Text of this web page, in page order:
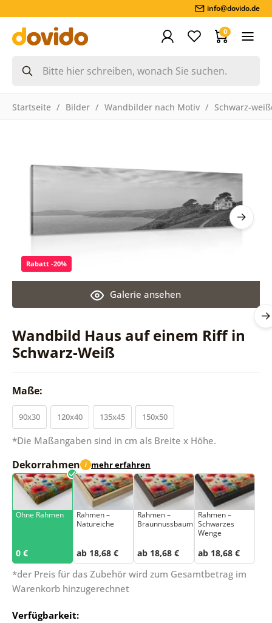
info@dovido.de
0
Startseite Bilder Wandbilder nach Motiv Schwarz-
Wandbild Haus auf einem Riff in
Schwarz-Weiß
Galerie ansehen
Rabatt -20%
Maße:
90x30 120x40 135x45 150x50
*Die Maßangaben sind in cm als Breite x Höhe.
Dekorrahmen i mehr erfahren
Ohne Rahmen
0 €
Rahmen –
Natureiche
ab 18,68 €
Rahmen –
Braunnussbaum
ab 18,68 €
Rahmen –
Schwarzes
Wenge
ab 18,68 €
*der Preis für das Zubehör wird zum Gesamtbetrag im
Warenkorb hinzugerechnet
Verfügbarkeit: